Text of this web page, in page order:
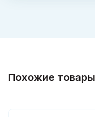
Похожие товары